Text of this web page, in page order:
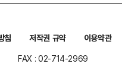
침 저작권 규약 이용약관
FAX : 02-714-2969